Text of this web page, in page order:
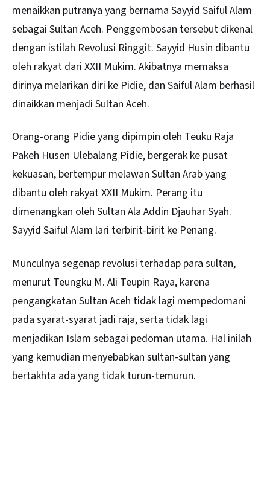
menaikkan putranya yang bernama Sayyid Saiful Alam
sebagai Sultan Aceh. Penggembosan tersebut dikenal
dengan istilah Revolusi Ringgit. Sayyid Husin dibantu
oleh rakyat dari XXII Mukim. Akibatnya memaksa
dirinya melarikan diri ke Pidie, dan Saiful Alam berhasil
dinaikkan menjadi Sultan Aceh.
Orang-orang Pidie yang dipimpin oleh Teuku Raja
Pakeh Husen Ulebalang Pidie, bergerak ke pusat
kekuasan, bertempur melawan Sultan Arab yang
dibantu oleh rakyat XXII Mukim. Perang itu
dimenangkan oleh Sultan Ala Addin Djauhar Syah.
Sayyid Saiful Alam lari terbirit-birit ke Penang.
Munculnya segenap revolusi terhadap para sultan,
menurut Teungku M. Ali Teupin Raya, karena
pengangkatan Sultan Aceh tidak lagi mempedomani
pada syarat-syarat jadi raja, serta tidak lagi
menjadikan Islam sebagai pedoman utama. Hal inilah
yang kemudian menyebabkan sultan-sultan yang
bertakhta ada yang tidak turun-temurun.